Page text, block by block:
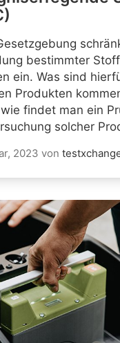
bestimmter
ein. Was sind
Produkten
findet man ein
solcher
2023 von